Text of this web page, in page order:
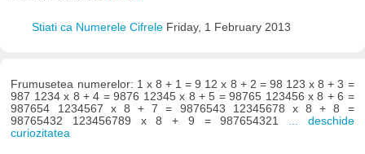
Stiati ca Numerele Cifrele Friday, 1 February 2013
Frumusetea numerelor: 1 x 8 + 1 = 9 12 x 8 + 2 = 98 123 x 8 + 3 =
987 1234 x 8 + 4 = 9876 12345 x 8 + 5 = 98765 123456 x 8 + 6 =
987654 1234567 x 8 + 7 = 9876543 12345678 x 8 + 8 =
98765432 123456789 x 8 + 9 = 987654321
... deschide
curiozitatea